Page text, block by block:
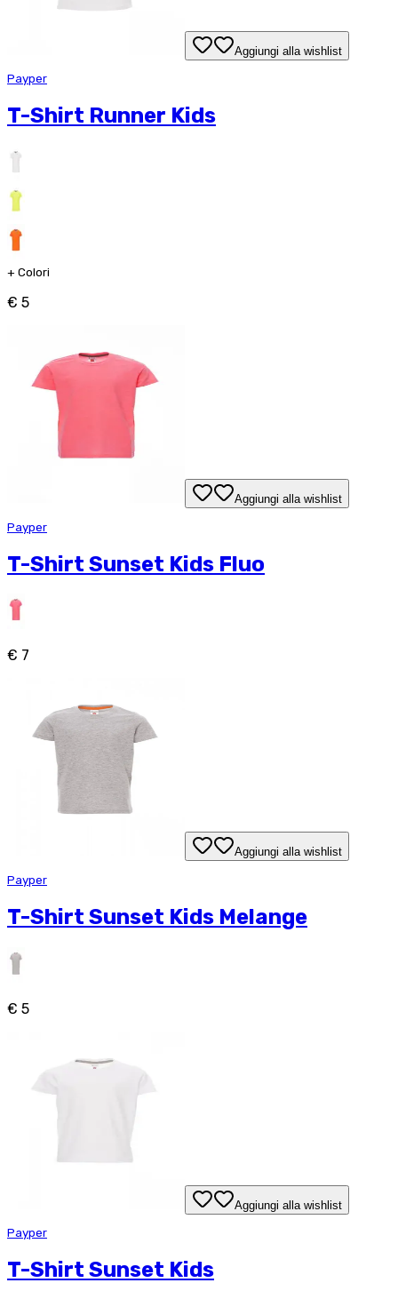
Aggiungi alla wishlist
Payper
T-Shirt Runner Kids
+ Colori
€ 5
Aggiungi alla wishlist
Payper
T-Shirt Sunset Kids Fluo
€ 7
Aggiungi alla wishlist
Payper
T-Shirt Sunset Kids Melange
€ 5
Aggiungi alla wishlist
Payper
T-Shirt Sunset Kids